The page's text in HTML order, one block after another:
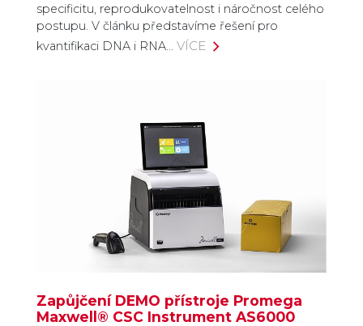
specificitu, reprodukovatelnost i náročnost celého
postupu. V článku představíme řešení pro
kvantifikaci DNA i RNA… VÍCE
Zapůjčení DEMO přístroje Promega
Maxwell® CSC Instrument AS6000